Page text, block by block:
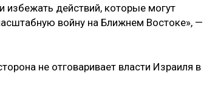
избежать действий, которые могут
войну на Ближнем Востоке», —
не отговаривает власти Израиля в